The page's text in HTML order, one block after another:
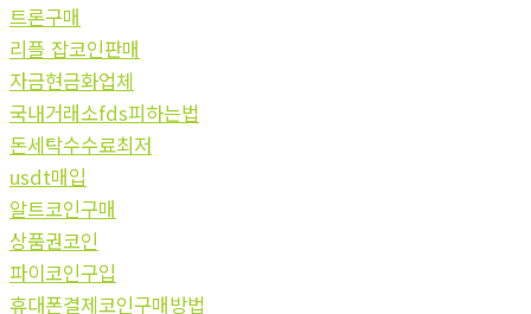
트론구매
리플 잡코인판매
자금현금화업체
국내거래소fds피하는법
돈세탁수수료최저
usdt매입
알트코인구매
상품권코인
파이코인구입
휴대폰결제코인구매방법